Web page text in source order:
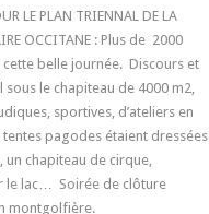
LE PLAN TRIENNAL DE LA
OCCITANE : Plus de 2000
belle journée. Discours et
sous le chapiteau de 4000 m2,
sportives, d’ateliers en
pagodes étaient dressées
un chapiteau de cirque,
le lac… Soirée de clôture
montgolfière.